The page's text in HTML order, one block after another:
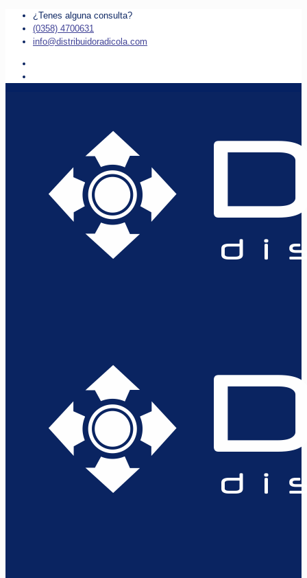
¿Tenes alguna consulta?
(0358) 4700631
info@distribuidoradicola.com